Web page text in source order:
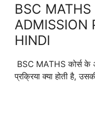
BSC MATHS
ADMISSION
HINDI
BSC MATHS कोर्स के
प्रक्रिया क्या होती है,